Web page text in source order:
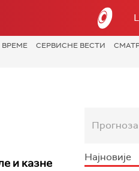
ВРЕМЕ СЕРВИСНЕ ВЕСТИ
и казне
Прогноза
Најновије